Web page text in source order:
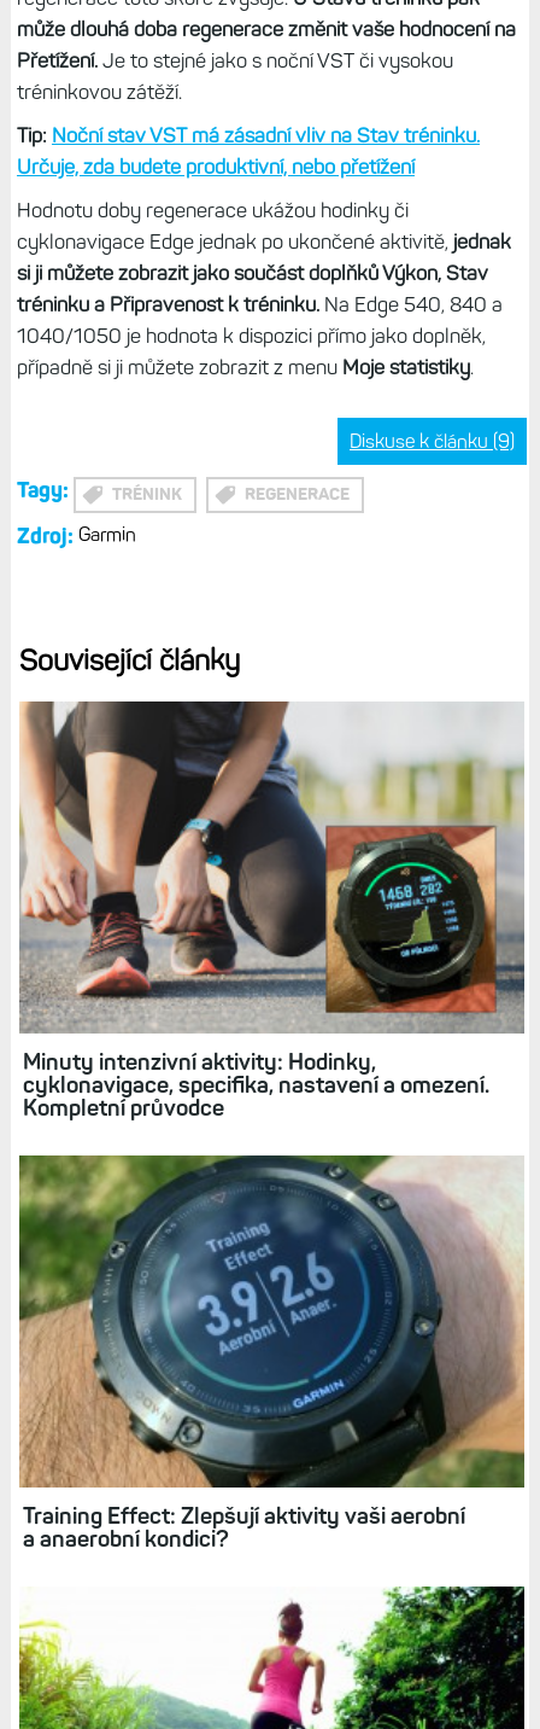
může dlouhá doba regenerace změnit vaše hodnocení na
Přetížení.Je to stejné jako s noční VST či vysokou
tréninkovou zátěží.
Tip: Noční stav VST má zásadní vliv na Stav tréninku.
Určuje, zda budete produktivní, nebo přetížení
Hodnotu doby regenerace ukážou hodinky či
cyklonavigace Edge jednak po ukončené aktivitě, jednak
si ji můžete zobrazit jako součást doplňků Výkon, Stav
tréninku a Připravenost k tréninku.Na Edge 540, 840 a
1040/1050 je hodnota k dispozici přímo jako doplněk,
případně si ji můžete zobrazit z menu Moje statistiky.
Diskuse k článku (9)
Tagy: TRÉNINK REGENERACE
Zdroj: Garmin
Související články
Minuty intenzivní aktivity: Hodinky,
cyklonavigace, specifika, nastavení a omezení.
Kompletní průvodce
Training Effect: Zlepšují aktivity vaši aerobní
a anaerobní kondici?